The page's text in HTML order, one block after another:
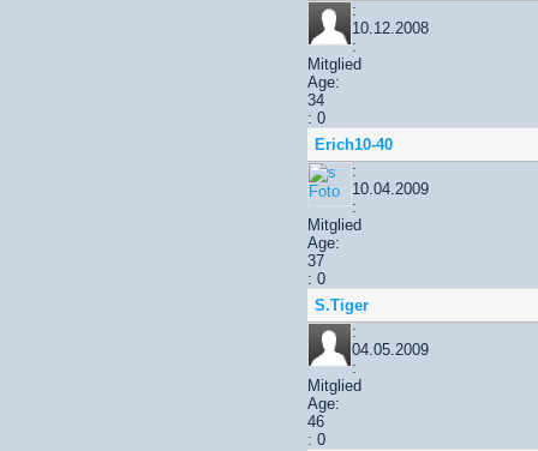
:
10.12.2008
:
Mitglied
Age:
34
: 0
Erich10-40
:
10.04.2009
:
Mitglied
Age:
37
: 0
S.Tiger
:
04.05.2009
:
Mitglied
Age:
46
: 0